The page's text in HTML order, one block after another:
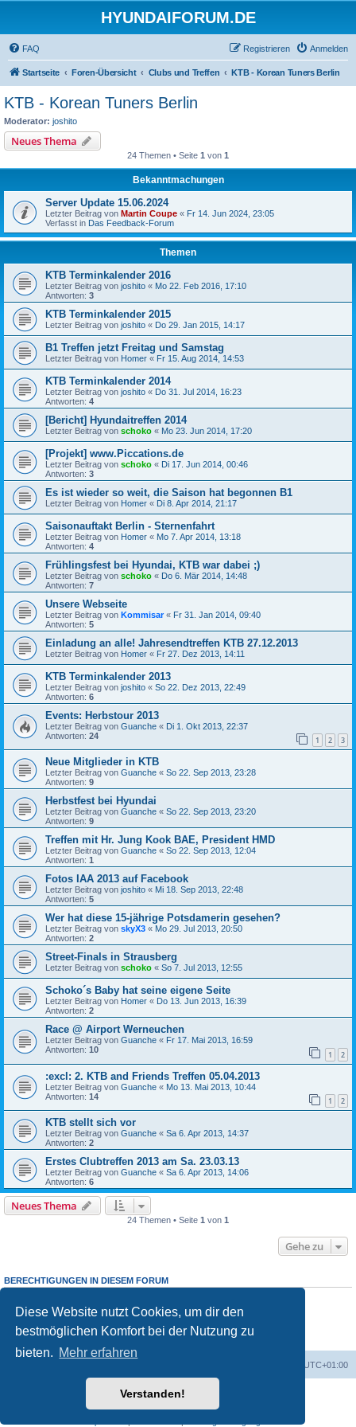
Diese Website nutzt Cookies, um dir den
bestmöglichen Komfort bei der Nutzung zu
bieten. Mehr erfahren
Verstanden!
HYUNDAIFORUM.DE
FAQ Anmelden
Registrieren
Startseite Foren-Übersicht Clubs und Treffen KTB - Korean Tuners Berlin
KTB - Korean Tuners Berlin
Moderator: joshito
Neues Thema
24 Themen • Seite 1 von 1
Bekanntmachungen
Server Update 15.06.2024
Letzter Beitrag von Martin Coupe « Fr 14. Jun 2024, 23:05
Verfasst in Das Feedback-Forum
Themen
KTB Terminkalender 2016
Letzter Beitrag von joshito « Mo 22. Feb 2016, 17:10
Antworten: 3
KTB Terminkalender 2015
Letzter Beitrag von joshito « Do 29. Jan 2015, 14:17
B1 Treffen jetzt Freitag und Samstag
Letzter Beitrag von Homer « Fr 15. Aug 2014, 14:53
KTB Terminkalender 2014
Letzter Beitrag von joshito « Do 31. Jul 2014, 16:23
Antworten: 4
[Bericht] Hyundaitreffen 2014
Letzter Beitrag von schoko « Mo 23. Jun 2014, 17:20
[Projekt] www.Piccations.de
Letzter Beitrag von schoko « Di 17. Jun 2014, 00:46
Antworten: 3
Es ist wieder so weit, die Saison hat begonnen B1
Letzter Beitrag von Homer « Di 8. Apr 2014, 21:17
Saisonauftakt Berlin - Sternenfahrt
Letzter Beitrag von Homer « Mo 7. Apr 2014, 13:18
Antworten: 4
Frühlingsfest bei Hyundai, KTB war dabei ;)
Letzter Beitrag von schoko « Do 6. Mär 2014, 14:48
Antworten: 7
Unsere Webseite
Letzter Beitrag von Kommisar« Fr 31. Jan 2014, 09:40
Antworten: 5
Einladung an alle! Jahresendtreffen KTB 27.12.2013
Letzter Beitrag von Homer « Fr 27. Dez 2013, 14:11
KTB Terminkalender 2013
Letzter Beitrag von joshito « So 22. Dez 2013, 22:49
Antworten: 6
Events: Herbstour 2013
Letzter Beitrag von Guanche « Di 1. Okt 2013, 22:37
Antworten: 24 1 2 3
Neue Mitglieder in KTB
Letzter Beitrag von Guanche « So 22. Sep 2013, 23:28
Antworten: 9
Herbstfest bei Hyundai
Letzter Beitrag von Guanche « So 22. Sep 2013, 23:20
Antworten: 9
Treffen mit Hr. Jung Kook BAE, President HMD
Letzter Beitrag von Guanche « So 22. Sep 2013, 12:04
Antworten: 1
Fotos IAA 2013 auf Facebook
Letzter Beitrag von joshito « Mi 18. Sep 2013, 22:48
Antworten: 5
Wer hat diese 15-jährige Potsdamerin gesehen?
Letzter Beitrag von skyX3 « Mo 29. Jul 2013, 20:50
Antworten: 2
Street-Finals in Strausberg
Letzter Beitrag von schoko « So 7. Jul 2013, 12:55
Schoko´s Baby hat seine eigene Seite
Letzter Beitrag von Homer « Do 13. Jun 2013, 16:39
Antworten: 2
Race @ Airport Werneuchen
Letzter Beitrag von Guanche « Fr 17. Mai 2013, 16:59
Antworten: 10 1 2
:excl: 2. KTB and Friends Treffen 05.04.2013
Letzter Beitrag von Guanche « Mo 13. Mai 2013, 10:44
Antworten: 14 1 2
KTB stellt sich vor
Letzter Beitrag von Guanche « Sa 6. Apr 2013, 14:37
Antworten: 2
Erstes Clubtreffen 2013 am Sa. 23.03.13
Letzter Beitrag von Guanche « Sa 6. Apr 2013, 14:06
Antworten: 6
Neues Thema
24 Themen • Seite 1 von 1
Gehe zu
BERECHTIGUNGEN IN DIESEM FORUM
Du darfst keineAntworten zu Themen in diesem Forum erstellen.
Du darfst deine Beiträge in diesem Forumnichtändern.
Du darfst deine Beiträge in diesem Forum nicht löschen.
keine
UTC+01:00
Powered byphpBB® Forum Software © phpBB Limited
phpBB.de